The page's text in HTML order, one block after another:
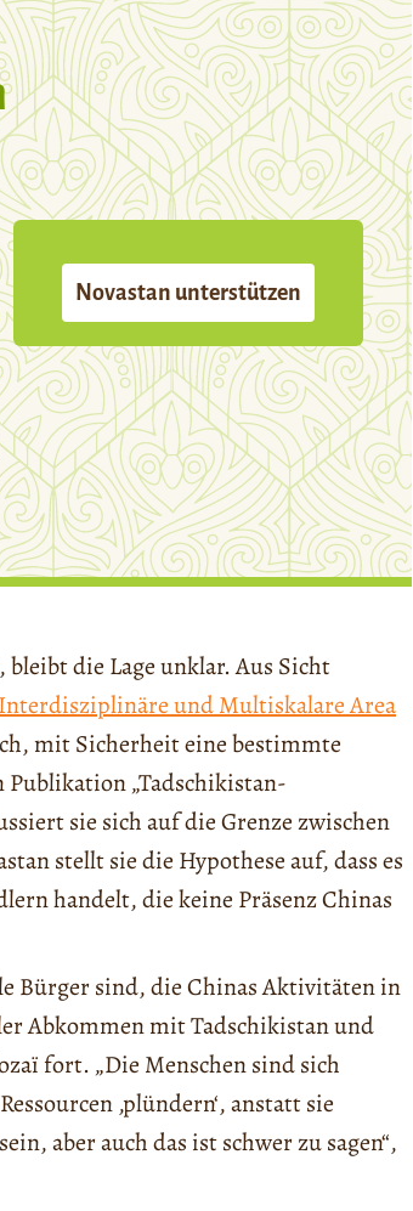
Novastan unterstützen
die Lage unklar. Aus Sicht
und Multiskalare Area
mit Sicherheit eine bestimmte
„Tadschikistan-
sie sich auf die Grenze zwischen
stellt sie die Hypothese auf, dass es
handelt, die keine Präsenz Chinas
Bürger sind, die Chinas Aktivitäten in
Abkommen mit Tadschikistan und
fort. „Die Menschen sind sich
‚plündern‘, anstatt sie
aber auch das ist schwer zu sagen“,